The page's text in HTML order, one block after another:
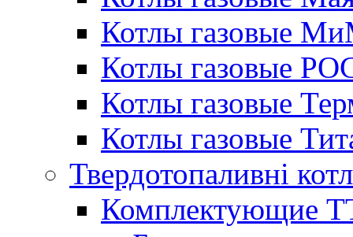
Котлы газовые
Котлы газовые
Котлы газовые
Котлы газовые
Твердотопаливні
Комплектующие